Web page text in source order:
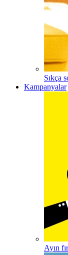
Sıkça
Kampanyalar
Ayın